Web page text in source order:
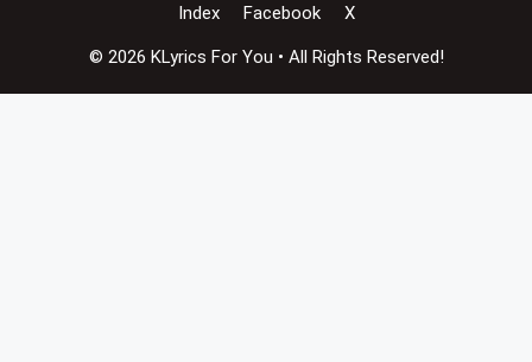
Index
Facebook X
© 2026 KLyrics For You • All Rights Reserved!